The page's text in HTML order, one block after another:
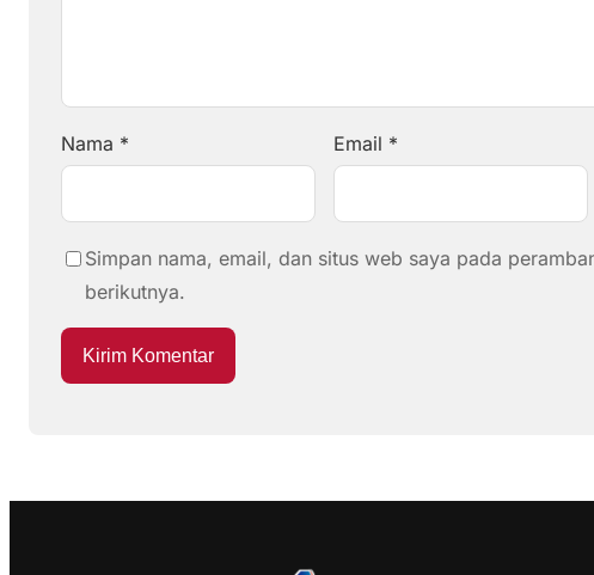
Nama * Email *
Simpan nama, email, dan situs web saya pada
berikutnya.